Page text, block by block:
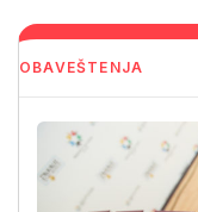
OBAVEŠTENJA